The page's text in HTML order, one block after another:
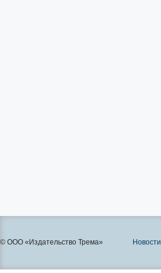
© ООО «Издательство Трема» Новости